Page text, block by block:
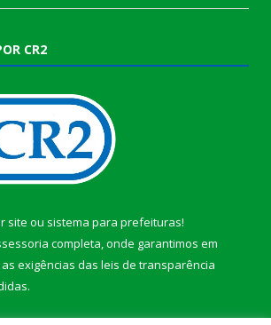
CR2
site ou sistema para prefeituras!
completa, onde garantimos em
exigências das leis de transparência